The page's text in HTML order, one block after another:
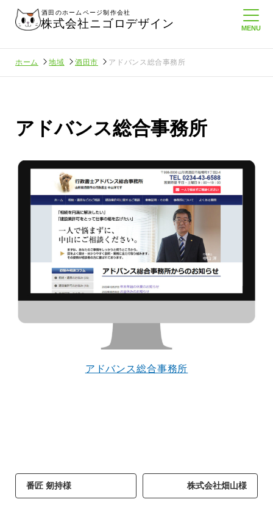
酒田のホームページ制作会社
株式会社ニゴロデザイン
ホーム 地域 酒田市 アドバンス総合事務所
アドバンス総合事務所
アドバンス総合事務所
番匠 剱持様 株式会社畑山様
んに負けない
役に立ちたい
メンタルに来る～！想定してたより利
益が残らない仕事になってしまって
た…
2026.07.29